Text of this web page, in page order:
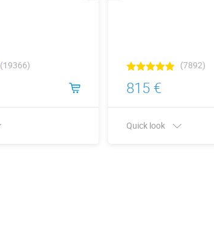
(19366) (7892)
815 €
Quick look